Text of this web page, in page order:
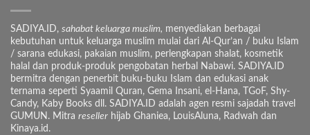
SADIYA.ID, sahabat keluarga muslim, menyediakan berbagai
kebutuhan untuk keluarga muslim mulai dari Al-Qur’an / buku Islam
/ sarana edukasi, pakaian muslim, perlengkapan shalat, kosmetik
halal dan produk-produk pengobatan herbal Nabawi. SADIYA.ID
bermitra dengan penerbit buku-buku Islam dan edukasi anak
ternama seperti Syaamil Quran, Gema Insani, el-Hana, TGoF, Shy-
Candy, Kaby Books dll. SADIYA.ID adalah agen resmi sajadah travel
GUMUN. Mitra reseller hijab Ghaniea, LouisAluna, Radwah dan
Kinaya.id.